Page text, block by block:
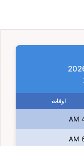
اوقات